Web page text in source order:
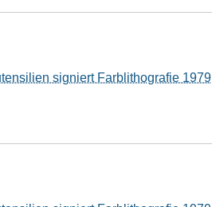
signiert Farblithografie 1979